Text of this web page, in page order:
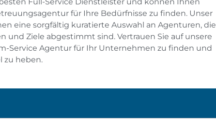
für Ihre Bedürfnisse zu finden. Unser
eine sorgfältig kuratierte Auswahl an Agenturen, die
und Ziele abgestimmt sind. Vertrauen Sie auf unsere
Service Agentur für Ihr Unternehmen zu finden und
zu heben.